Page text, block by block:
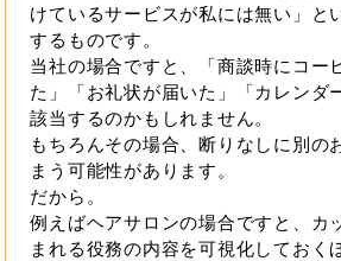
けているサービスが私には無い」と
するものです。
当社の場合ですと、「商談時にコー
た」「お礼状が届いた」「カレンダ
該当するのかもしれません。
もちろんその場合、断りなしに別の
まう可能性があります。
だから。
例えばヘアサロンの場合ですと、カ
まれる役務の内容を可視化しておく